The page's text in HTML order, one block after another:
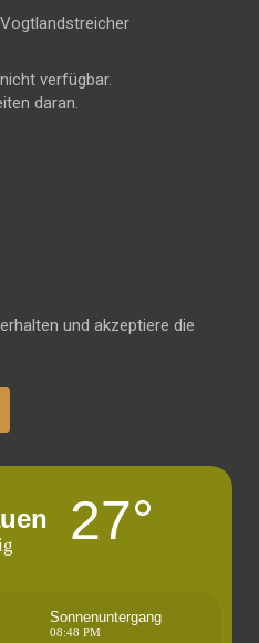
verfügbar.
daran.
und akzeptiere die
27°
Sonnenuntergang
08:48 PM